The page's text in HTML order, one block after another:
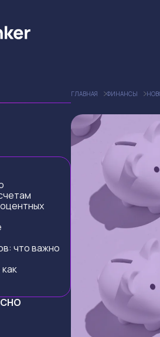
что важно
ГЛАВНАЯ ФИНАНСЫ